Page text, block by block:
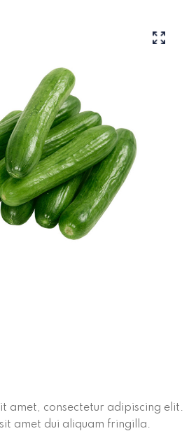
amet, consectetur adipiscing elit.
amet dui aliquam fringilla.